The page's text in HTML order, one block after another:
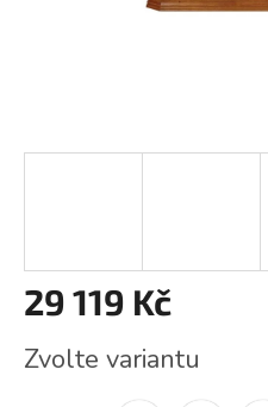
29 119 Kč
cena:
Zvolte variantu